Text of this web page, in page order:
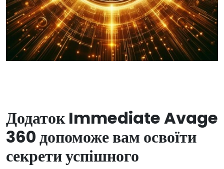
Додаток Immediate Avage
360 допоможе вам освоїти
секрети успішного